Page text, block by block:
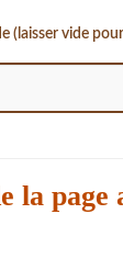
(laisser vide
la page